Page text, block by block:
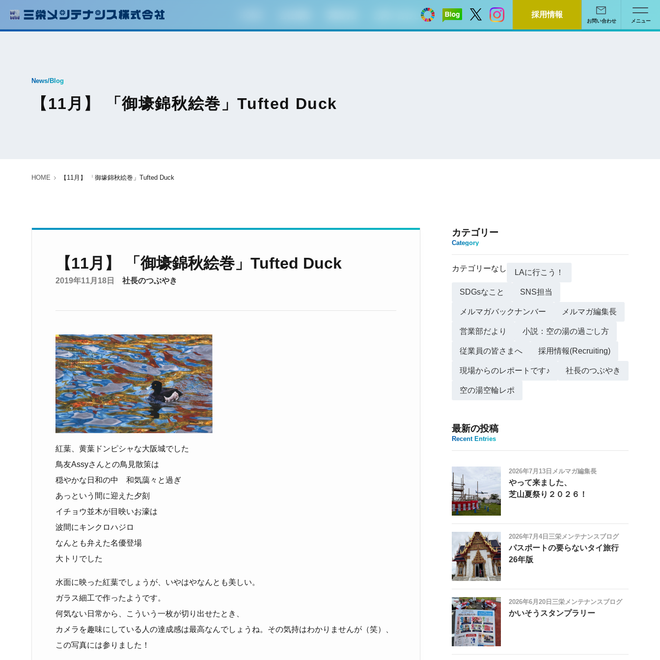
採用情報
お問い合わせ メニュー
News/Blog
【11月】 「御壕錦秋絵巻」Tufted Duck
HOME 【11月】 「御壕錦秋絵巻」Tufted Duck
【11月】 「御壕錦秋絵巻」Tufted Duck
2019年11月18日 社長のつぶやき
紅葉、黄葉ドンピシャな大阪城でした
鳥友Assyさんとの鳥見散策は
穏やかな日和の中 和気藹々と過ぎ
あっという間に迎えた夕刻
イチョウ並木が目映いお濠は
波間にキンクロハジロ
なんとも弁えた名優登場
大トリでした
水面に映った紅葉でしょうが、いやはやなんとも美しい。
ガラス細工で作ったようです。
何気ない日常から、こういう一枚が切り出せたとき、
カメラを趣味にしている人の達成感は最高なんでしょうね。その気持はわかりませんが（笑）、
この写真には参りました！
カテゴリー
Category
カテゴリーなし LAに行こう！
SDGsなこと SNS担当
メルマガバックナンバー メルマガ編集長
営業部だより 小説：空の湯の過ごし方
従業員の皆さまへ 採用情報(Recruiting)
現場からのレポートです♪ 社長のつぶやき
空の湯空輪レポ
最新の投稿
Recent Entries
2026年7月13日 メルマガ編集長
やって来ました、
芝山夏祭り２０２６！
2026年7月4日 三栄メンテナンスブログ
パスポートの要らないタイ旅行
26年版
2026年6月20日 三栄メンテナンスブログ
かいそうスタンプラリー